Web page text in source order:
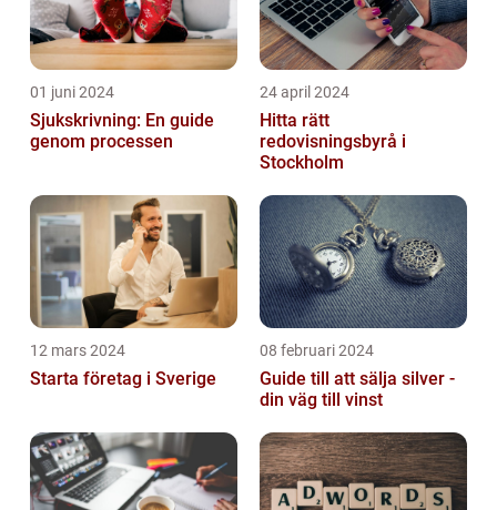
01 juni 2024
Sjukskrivning: En guide
genom processen
24 april 2024
Hitta rätt
redovisningsbyrå i
Stockholm
12 mars 2024
Starta företag i Sverige
08 februari 2024
Guide till att sälja silver -
din väg till vinst